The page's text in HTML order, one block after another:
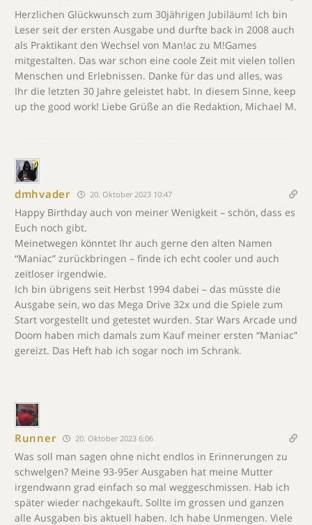
Herzlichen Glückwunsch zum 30jährigen Jubiläum! Ich bin
Leser seit der ersten Ausgabe und durfte back in 2008 auch
als Praktikant den Wechsel von Man!ac zu M!Games
mitgestalten. Das war schon eine coole Zeit mit vielen tollen
Menschen und Erlebnissen. Danke für das und alles, was
Ihr die letzten 30 Jahre geleistet habt. In diesem Sinne, keep
up the good work! Liebe Grüße an die Redaktion, Michael M.
dmhvader 20. Oktober 2023 10:47
Happy Birthday auch von meiner Wenigkeit – schön, dass es
Euch noch gibt.
Meinetwegen könntet Ihr auch gerne den alten Namen
“Maniac” zurückbringen – finde ich echt cooler und auch
zeitloser irgendwie.
Ich bin übrigens seit Herbst 1994 dabei – das müsste die
Ausgabe sein, wo das Mega Drive 32x und die Spiele zum
Start vorgestellt und getestet wurden. Star Wars Arcade und
Doom haben mich damals zum Kauf meiner ersten “Maniac”
gereizt. Das Heft hab ich sogar noch im Schrank.
Runner 20. Oktober 2023 6:06
Was soll man sagen ohne nicht endlos in Erinnerungen zu
schwelgen? Meine 93-95er Ausgaben hat meine Mutter
irgendwann grad einfach so mal weggeschmissen. Hab ich
später wieder nachgekauft. Sollte im grossen und ganzen
alle Ausgaben bis aktuell haben. Ich habe Unmengen. Viele